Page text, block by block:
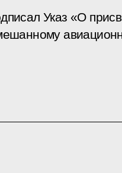
Указ «О